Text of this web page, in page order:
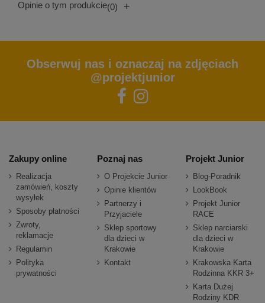
Opinie o tym produkcie(0) +
Obserwuj nas i oznaczaj na zdjęciach
@projektjunior
Zakupy online
Realizacja
zamówień, koszty
wysyłek
Sposoby płatności
Zwroty,
reklamacje
Regulamin
Polityka
prywatności
Poznaj nas
O Projekcie Junior
Opinie klientów
Partnerzy i
Przyjaciele
Sklep sportowy
dla dzieci w
Krakowie
Kontakt
Projekt Junior
Blog-Poradnik
LookBook
Projekt Junior
RACE
Sklep narciarski
dla dzieci w
Krakowie
Krakowska Karta
Rodzinna KKR 3+
Karta Dużej
Rodziny KDR